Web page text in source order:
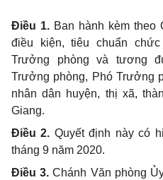
Điều 1. Ban hành kèm theo
điều kiện, tiêu chuẩn
Trưởng phòng và tương
Trưởng phòng, Phó Trưởng
nhân dân huyện, thị xã,
Giang.
Điều 2. Quyết định này có
tháng 9 năm 2020.
Điều 3. Chánh Văn phòng